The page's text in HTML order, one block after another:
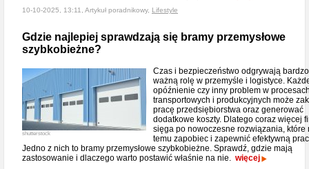
10-10-2025, 13:11, Artykuł poradnikowy, Lifestyle
Gdzie najlepiej sprawdzają się bramy przemysłowe
szybkobieżne?
shutterstock
Czas i bezpieczeństwo odgrywają bardzo
ważną rolę w przemyśle i logistyce.
opóźnienie czy inny problem w
transportowych i produkcyjnych może
pracę przedsiębiorstwa oraz generować
dodatkowe koszty. Dlatego coraz więcej
sięga po nowoczesne rozwiązania, które
temu zapobiec i zapewnić efektywną
Jedno z nich to bramy przemysłowe szybkobieżne. Sprawdź, gdzie mają
zastosowanie i dlaczego warto postawić właśnie na nie. więcej